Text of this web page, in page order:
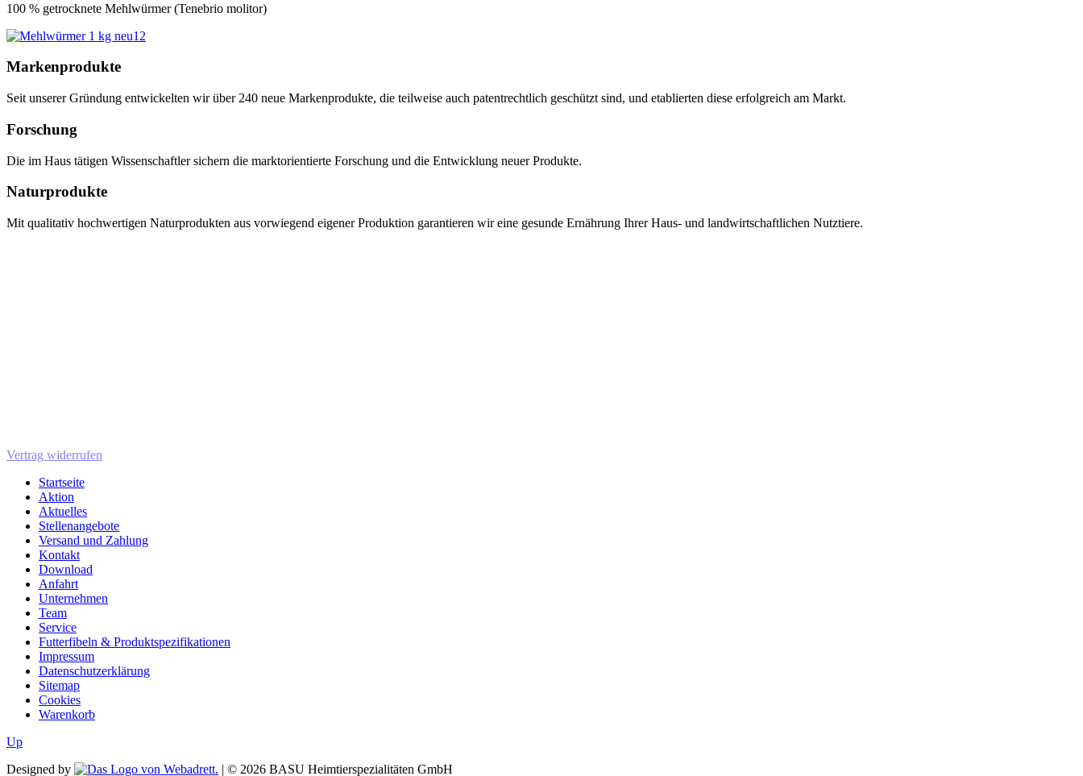
100 % getrocknete Mehlwürmer (Tenebrio molitor)
Markenprodukte
Seit unserer Gründung entwickelten wir über 240 neue Markenprodukte, die teilweise auch patentrechtlich geschützt sind, und etablierten diese erfolgreich am Markt.
Forschung
Die im Haus tätigen Wissenschaftler sichern die marktorientierte Forschung und die Entwicklung neuer Produkte.
Naturprodukte
Mit qualitativ hochwertigen Naturprodukten aus vorwiegend eigener Produktion garantieren wir eine gesunde Ernährung Ihrer Haus- und landwirtschaftlichen Nutztiere.
Vertrag widerrufen
Startseite
Aktion
Aktuelles
Stellenangebote
Versand und Zahlung
Kontakt
Download
Anfahrt
Unternehmen
Team
Service
Futterfibeln & Produktspezifikationen
Impressum
Datenschutzerklärung
Sitemap
Cookies
Warenkorb
Up
Designed by
| © 2026 BASU Heimtierspezialitäten GmbH